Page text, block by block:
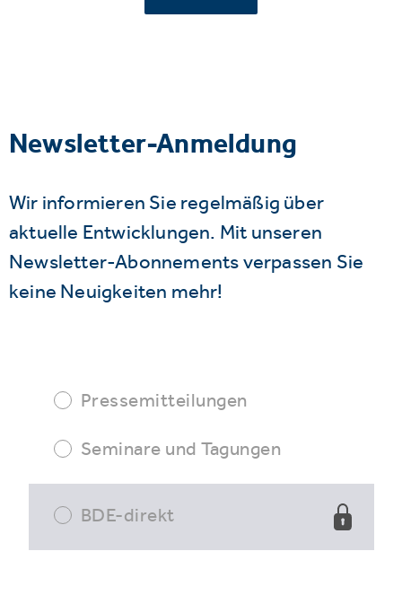
Newsletter-Anmeldung
Wir informieren Sie regelmäßig über
aktuelle Entwicklungen. Mit unseren
Newsletter-Abonnements verpassen Sie
keine Neuigkeiten mehr!
Pressemitteilungen
Seminare und Tagungen
BDE-direkt